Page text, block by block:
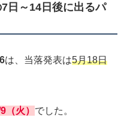
日～14日後に出るパ
は、当落発表は5月18日
（火） でした。